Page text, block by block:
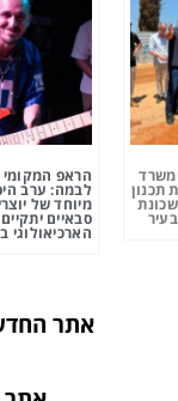
תכנון
הראפ המקומי
לבמה: ערב
מיוחד של
סבאיים
הארכיאולוגי
אתר